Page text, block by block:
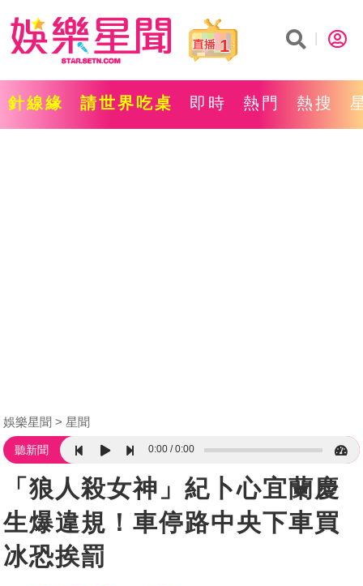
1
針線緣 請世界吃桌 即時 熱門 熱搜
娛樂星聞 星聞
聽新聞 0:00 0:00
「狼人殺女神」紀卜心宜蘭慶
生爆違規！車停路中央下車買
冰恐挨罰